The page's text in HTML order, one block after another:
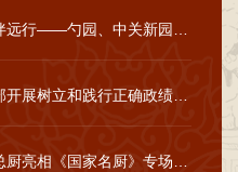
青春赴山海，温情伴远行——勺园、中关新园开展毕业季系列服务保障工作
会议中心第二党支部开展树立和践行正确政绩观学习教育专题党课
北京大学勺园行政总厨亮相《国家名厨》专场 以高校餐饮人视角传扬中餐匠心